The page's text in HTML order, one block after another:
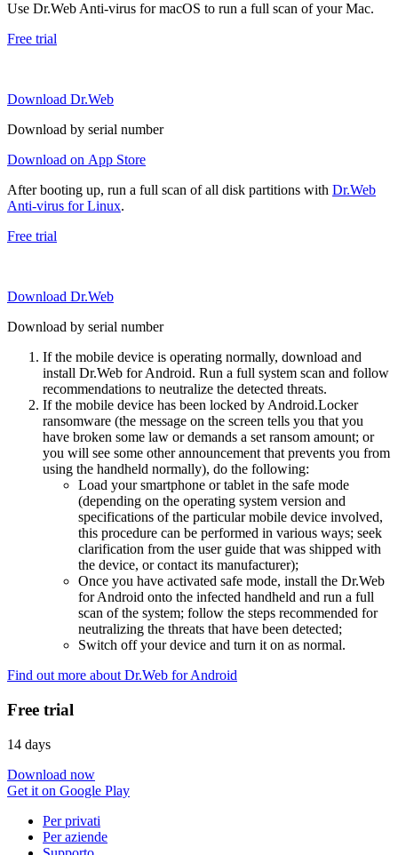
Use Dr.Web Anti-virus for macOS to run a full scan of your Mac.
Free trial
Download Dr.Web
Download by serial number
Download on App Store
After booting up, run a full scan of all disk partitions with Dr.Web
Anti-virus for Linux.
Free trial
Download Dr.Web
Download by serial number
If the mobile device is operating normally, download and
install Dr.Web for Android. Run a full system scan and follow
recommendations to neutralize the detected threats.
If the mobile device has been locked by Android.Locker
ransomware (the message on the screen tells you that you
have broken some law or demands a set ransom amount; or
you will see some other announcement that prevents you from
using the handheld normally), do the following:
Load your smartphone or tablet in the safe mode
(depending on the operating system version and
specifications of the particular mobile device involved,
this procedure can be performed in various ways; seek
clarification from the user guide that was shipped with
the device, or contact its manufacturer);
Once you have activated safe mode, install the Dr.Web
for Android onto the infected handheld and run a full
scan of the system; follow the steps recommended for
neutralizing the threats that have been detected;
Switch off your device and turn it on as normal.
Find out more about Dr.Web for Android
Free trial
14 days
Download now
Get it on Google Play
Per privati
Per aziende